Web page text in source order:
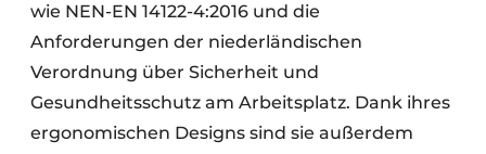
wie NEN-EN 14122-4:2016 und die
Anforderungen der niederländischen
Verordnung über Sicherheit und
Gesundheitsschutz am Arbeitsplatz. Dank ihres
ergonomischen Designs sind sie außerdem